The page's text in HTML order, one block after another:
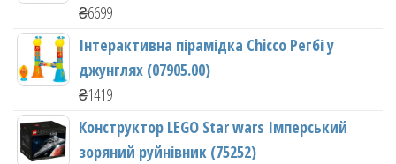
₴6699
Інтерактивна пірамідка Chicco Регбі у
джунглях (07905.00)
₴1419
Конструктор LEGO Star wars Імперський
зоряний руйнівник (75252)